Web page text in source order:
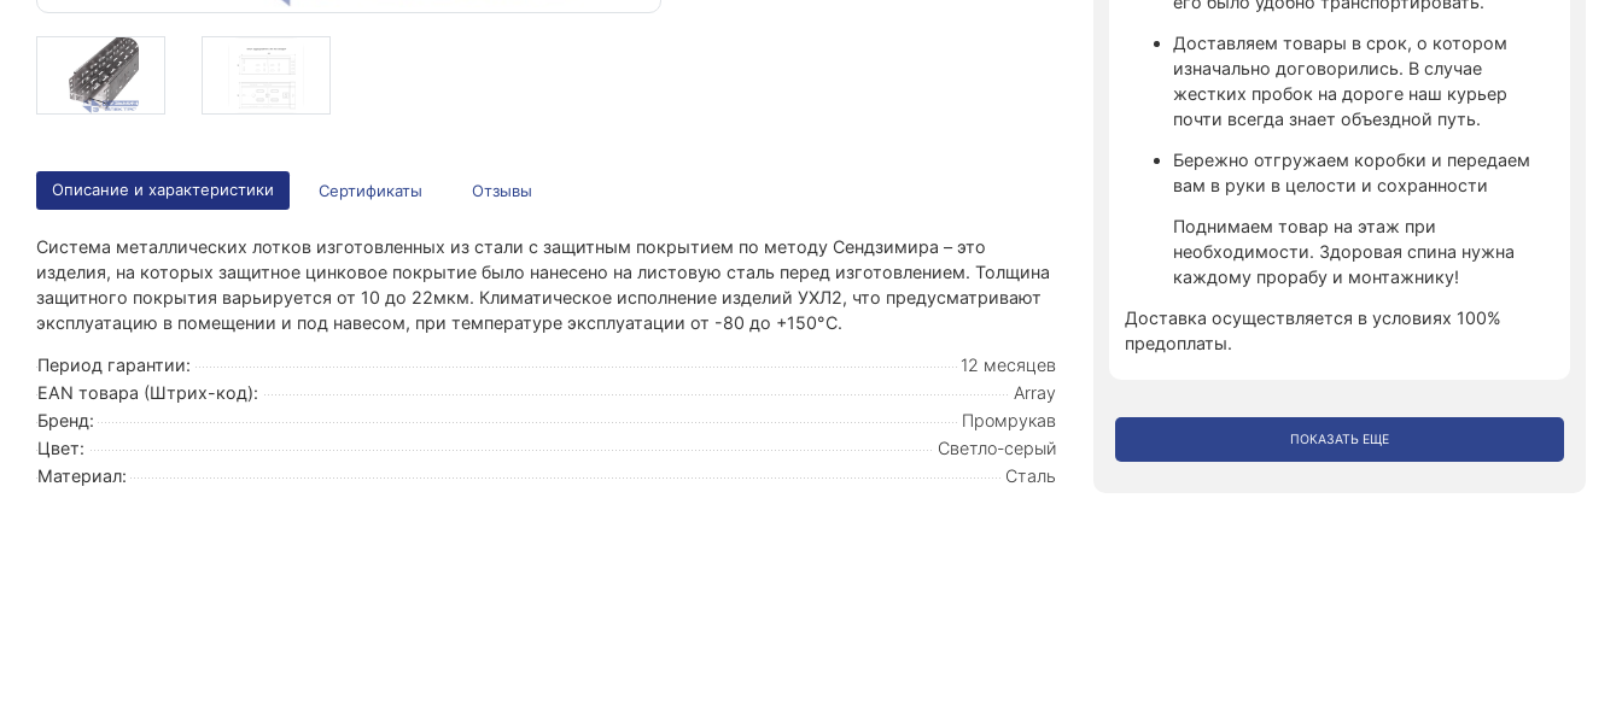
Доставляем товары в срок, о котором
изначально договорились. В случае
жестких пробок на дороге наш курьер
почти всегда знает объездной путь.
Бережно отгружаем коробки и передаем
вам в руки в целости и сохранности
Поднимаем товар на этаж при
необходимости. Здоровая спина нужна
каждому прорабу и монтажнику!
Доставка осуществляется в условиях 100%
предоплаты.
ПОКАЗАТЬ ЕЩЕ
Описание и характеристики Сертификаты Отзывы
Система металлических лотков изготовленных из стали с защитным покрытием по методу Сендзимира – это
изделия, на которых защитное цинковое покрытие было нанесено на листовую сталь перед изготовлением. Толщина
защитного покрытия варьируется от 10 до 22мкм. Климатическое исполнение изделий УХЛ2, что предусматривают
эксплуатацию в помещении и под навесом, при температуре эксплуатации от -80 до +150°С.
Период гарантии:
12 месяцев
EAN товара (Штрих-код):
Array
Бренд:
Промрукав
Цвет:
Светло-серый
Материал:
Сталь